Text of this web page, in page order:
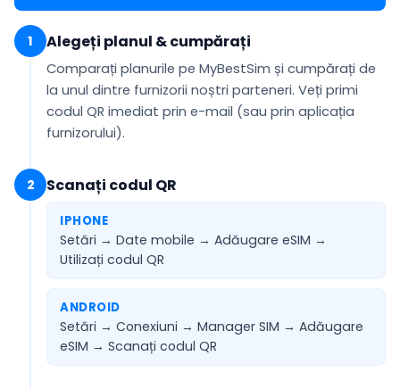
1 Alegeți planul & cumpărați
Comparați planurile pe MyBestSim și cumpărați de
la unul dintre furnizorii noștri parteneri. Veți primi
codul QR imediat prin e-mail (sau prin aplicația
furnizorului).
2 Scanați codul QR
IPHONE
Setări → Date mobile → Adăugare eSIM →
Utilizați codul QR
ANDROID
Setări → Conexiuni → Manager SIM → Adăugare
eSIM → Scanați codul QR